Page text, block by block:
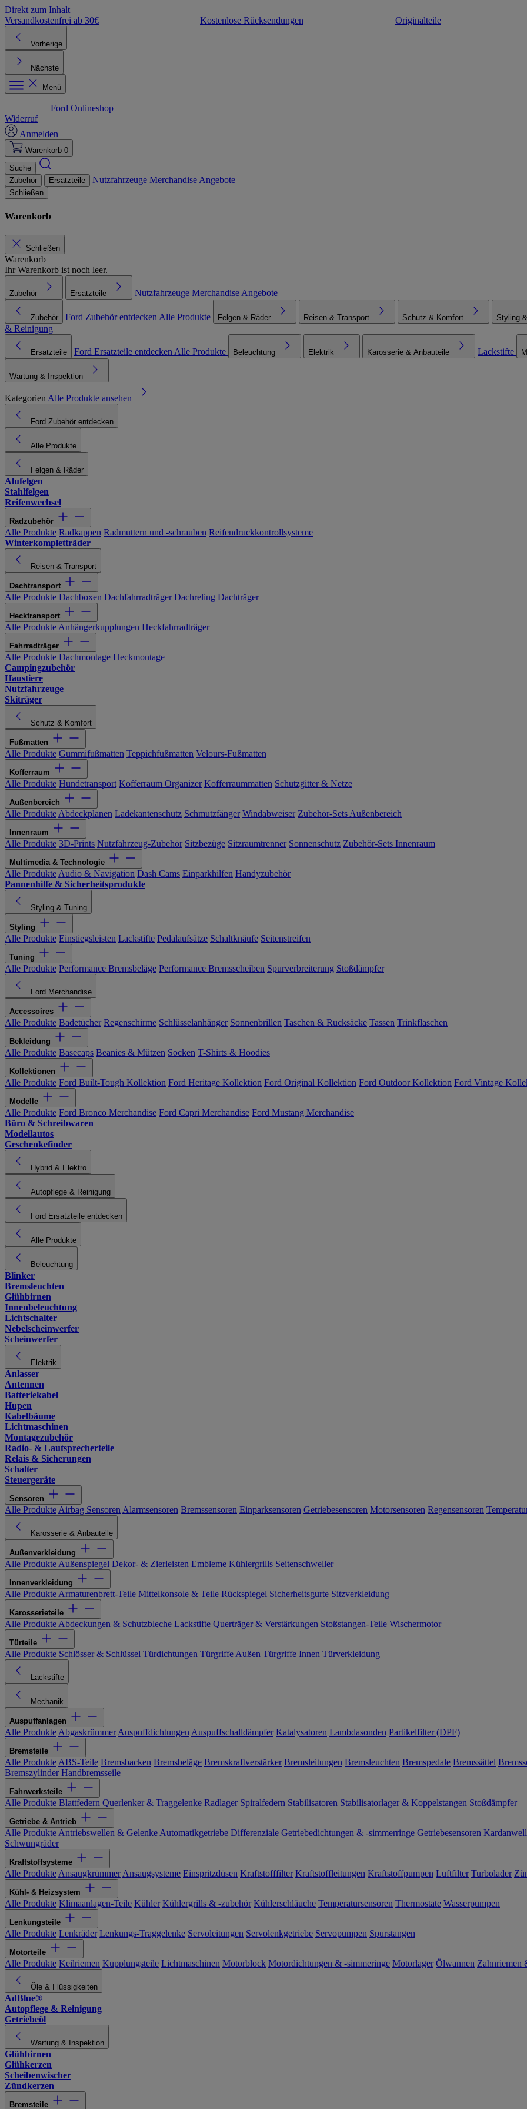
Direkt zum Inhalt
Versandkostenfrei ab 30€
Kostenlose Rücksendungen Originalteile
Vorherige
Nächste
Menü
Ford Onlineshop
Widerruf
Anmelden
Warenkorb 0
Suche
Zubehör
Ersatzteile Nutzfahrzeuge Merchandise Angebote
Schließen
Warenkorb
Schließen
Warenkorb
Ihr Warenkorb ist noch leer.
Zubehör Ersatzteile Nutzfahrzeuge Merchandise Angebote
Zubehör Ford Zubehör entdecken Alle Produkte Felgen & Räder Reisen & Transport Schutz & Komfort Styling
& Reinigung
Ersatzteile Ford Ersatzteile entdecken Alle Produkte Beleuchtung Elektrik Karosserie & Anbauteile Lackstifte
Wartung & Inspektion
Kategorien Alle Produkte ansehen
Ford Zubehör entdecken
Alle Produkte
Felgen & Räder
Alufelgen
Stahlfelgen
Reifenwechsel
Radzubehör
Alle Produkte Radkappen Radmuttern und -schrauben Reifendruckkontrollsysteme
Winterkompletträder
Reisen & Transport
Dachtransport
Alle Produkte Dachboxen Dachfahrradträger Dachreling Dachträger
Hecktransport
Alle Produkte Anhängerkupplungen Heckfahrradträger
Fahrradträger
Alle Produkte Dachmontage Heckmontage
Campingzubehör
Haustiere
Nutzfahrzeuge
Skiträger
Schutz & Komfort
Fußmatten
Alle Produkte Gummifußmatten Teppichfußmatten Velours-Fußmatten
Kofferraum
Alle Produkte Hundetransport Kofferraum Organizer Kofferraummatten Schutzgitter & Netze
Außenbereich
Alle Produkte Abdeckplanen Ladekantenschutz Schmutzfänger Windabweiser Zubehör-Sets Außenbereich
Innenraum
Alle Produkte 3D-Prints Nutzfahrzeug-Zubehör Sitzbezüge Sitzraumtrenner Sonnenschutz Zubehör-Sets Innenraum
Multimedia & Technologie
Alle Produkte Audio & Navigation Dash Cams Einparkhilfen Handyzubehör
Pannenhilfe & Sicherheitsprodukte
Styling & Tuning
Styling
Alle Produkte Einstiegsleisten Lackstifte Pedalaufsätze Schaltknäufe Seitenstreifen
Tuning
Alle Produkte Performance Bremsbeläge Performance Bremsscheiben Spurverbreiterung Stoßdämpfer
Ford Merchandise
Accessoires
Alle Produkte Badetücher Regenschirme Schlüsselanhänger Sonnenbrillen Taschen & Rucksäcke Tassen Trinkflaschen
Bekleidung
Alle Produkte Basecaps Beanies & Mützen Socken T-Shirts & Hoodies
Kollektionen
Alle Produkte Ford Built-Tough Kollektion Ford Heritage Kollektion Ford Original Kollektion Ford Outdoor Kollektion Ford Vintage
Modelle
Alle Produkte Ford Bronco Merchandise Ford Capri Merchandise Ford Mustang Merchandise
Büro & Schreibwaren
Modellautos
Geschenkefinder
Hybrid & Elektro
Autopflege & Reinigung
Ford Ersatzteile entdecken
Alle Produkte
Beleuchtung
Blinker
Bremsleuchten
Glühbirnen
Innenbeleuchtung
Lichtschalter
Nebelscheinwerfer
Scheinwerfer
Elektrik
Anlasser
Antennen
Batteriekabel
Hupen
Kabelbäume
Lichtmaschinen
Montagezubehör
Radio- & Lautsprecherteile
Relais & Sicherungen
Schalter
Steuergeräte
Sensoren
Alle Produkte Airbag Sensoren Alarmsensoren Bremssensoren Einparksensoren Getriebesensoren Motorsensoren Regensensoren
Karosserie & Anbauteile
Außenverkleidung
Alle Produkte Außenspiegel Dekor- & Zierleisten Embleme Kühlergrills Seitenschweller
Innenverkleidung
Alle Produkte Armaturenbrett-Teile Mittelkonsole & Teile Rückspiegel Sicherheitsgurte Sitzverkleidung
Karosserieteile
Alle Produkte Abdeckungen & Schutzbleche Lackstifte Querträger & Verstärkungen Stoßstangen-Teile Wischermotor
Türteile
Alle Produkte Schlösser & Schlüssel Türdichtungen Türgriffe Außen Türgriffe Innen Türverkleidung
Lackstifte
Mechanik
Auspuffanlagen
Alle Produkte Abgaskrümmer Auspuffdichtungen Auspuffschalldämpfer Katalysatoren Lambdasonden Partikelfilter (DPF)
Bremsteile
Alle Produkte ABS-Teile Bremsbacken Bremsbeläge Bremskraftverstärker Bremsleitungen Bremsleuchten Bremspedale Bremssättel
Bremszylinder Handbremsseile
Fahrwerksteile
Alle Produkte Blattfedern Querlenker & Traggelenke Radlager Spiralfedern Stabilisatoren Stabilisatorlager & Koppelstangen Stoßdämpfer
Getriebe & Antrieb
Alle Produkte Antriebswellen & Gelenke Automatikgetriebe Differenziale Getriebedichtungen & -simmerringe Getriebesensoren
Schwungräder
Kraftstoffsysteme
Alle Produkte Ansaugkrümmer Ansaugsysteme Einspritzdüsen Kraftstofffilter Kraftstoffleitungen Kraftstoffpumpen Luftfilter Turbolader
Kühl- & Heizsystem
Alle Produkte Klimaanlagen-Teile Kühler Kühlergrills & -zubehör Kühlerschläuche Temperatursensoren Thermostate Wasserpumpen
Lenkungsteile
Alle Produkte Lenkräder Lenkungs-Traggelenke Servoleitungen Servolenkgetriebe Servopumpen Spurstangen
Motorteile
Alle Produkte Keilriemen Kupplungsteile Lichtmaschinen Motorblock Motordichtungen & -simmeringe Motorlager Ölwannen Zahnriemen
Öle & Flüssigkeiten
AdBlue®
Autopflege & Reinigung
Getriebeöl
Wartung & Inspektion
Glühbirnen
Glühkerzen
Scheibenwischer
Zündkerzen
Bremsteile